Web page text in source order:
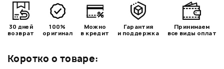
Коротко о товаре:
30 дней
возврат
100%
оригинал
Можно
в кредит
Гарантия
и поддержка
Принимаем
все виды оплат